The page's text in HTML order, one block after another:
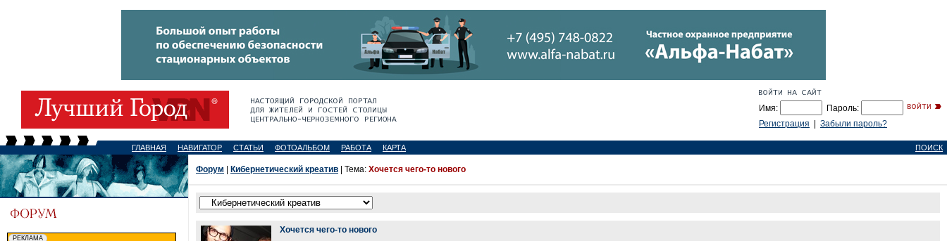
Имя:
Пароль:
Регистрация
Забыли пароль?
ГЛАВНАЯ НАВИГАТОР СТАТЬИ ФОТОАЛЬБОМ РАБОТА КАРТА ПОИСК
Форум Кибернетический креатив | Тема: Хочется чего-то нового
Хочется чего-то нового